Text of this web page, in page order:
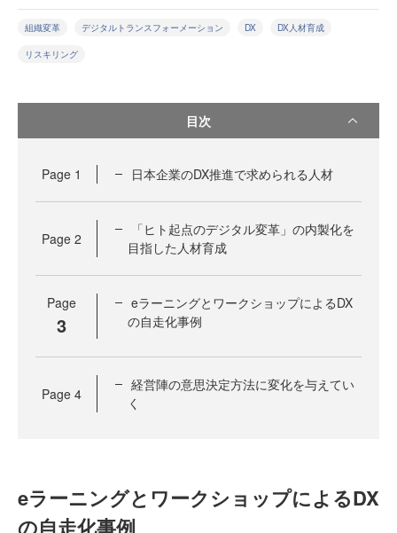
組織変革 デジタルトランスフォーメーション DX DX人材育成
リスキリング
目次
Page 1 日本企業のDX推進で求められる人材
Page 2
「ヒト起点のデジタル変革」の内製化を
目指した人材育成
Page
3
eラーニングとワークショップによるDX
の自走化事例
Page 4
経営陣の意思決定方法に変化を与えてい
く
eラーニングとワークショップによるDX
の自走化事例